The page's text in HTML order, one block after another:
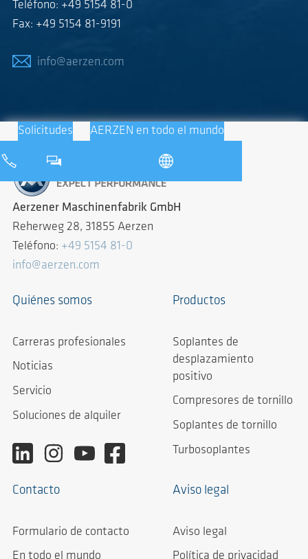
Teléfono: +49 5154 81-0
Fax: +49 5154 81-9191
info@aerzen.com
Solicitudes AERZEN en todo el mundo
Aerzener Maschinenfabrik GmbH
Reherweg 28, 31855 Aerzen
Teléfono: +49 5154 81-0
info@aerzen.com
Quiénes somos
Carreras profesionales
Noticias
Servicio
Soluciones de alquiler
Productos
Soplantes de
desplazamiento
positivo
Compresores de tornillo
Soplantes de tornillo
Turbosoplantes
Contacto
Formulario de contacto
En todo el mundo
Aviso legal
Aviso legal
Política de privacidad